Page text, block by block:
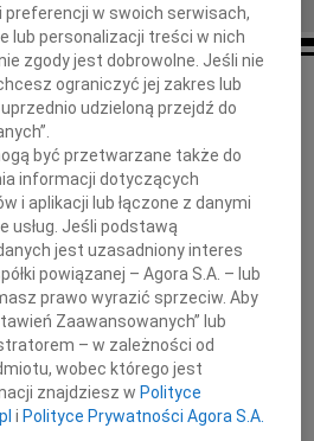
Naszej Koleżance
Lucynie Kaftal
wyrazy głębokiego współczucia
oraz słowa otuchy w trudnych chwilach
po stracie
Męża
w swoich serwisach,
lub personalizacji treści w nich
zgody jest dobrowolne. Jeśli nie
ograniczyć jej zakres lub
udzieloną przejdź do
być przetwarzane także do
informacji dotyczących
i aplikacji lub łączone z danymi
usług. Jeśli podstawą
jest uzasadniony interes
powiązanej – Agora S.A. – lub
prawo wyrazić sprzeciw. Aby
Zaawansowanych” lub
– w zależności od
wobec którego jest
znajdziesz w Polityce
i Polityce Prywatności Agora S.A.